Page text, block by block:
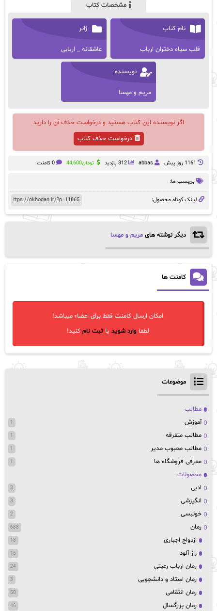
مشخصات کتاب
نام کتاب
قلب سیاه دختران ارباب
ژانر
عاشقانه _ اربابی
نویسنده
مریم و مهسا
اگر نویسنده این کتاب هستید و درخواست حذف آن را دارید
درخواست حذف کتاب
1161 روز پيش abbas 312 بازدید تومان44,600 0 کامنت
برچسب ها:
لینک کوتاه محصول:
دیگر نوشته های مریم و مهسا
کامنت ها
امکان ارسال کامنت فقط برای اعضاء میباشد!
لطفاوارد شوید یاثبت نام کنید!
موضوعات
مطالب
آموزش
1
مطالب متفرقه 1
مطالب محبوب مدیر 1
معرفی فروشگاه ها 1
محصولات
ادبی
3
انگیزشی 3
خونبسی 2
رمان 688
ازدواج اجباری 18
راز آلود 15
رمان ارباب رعیتی 24
رمان استاد و دانشجویی 3
رمان انتقامی 50
رمان بزرگسال 46